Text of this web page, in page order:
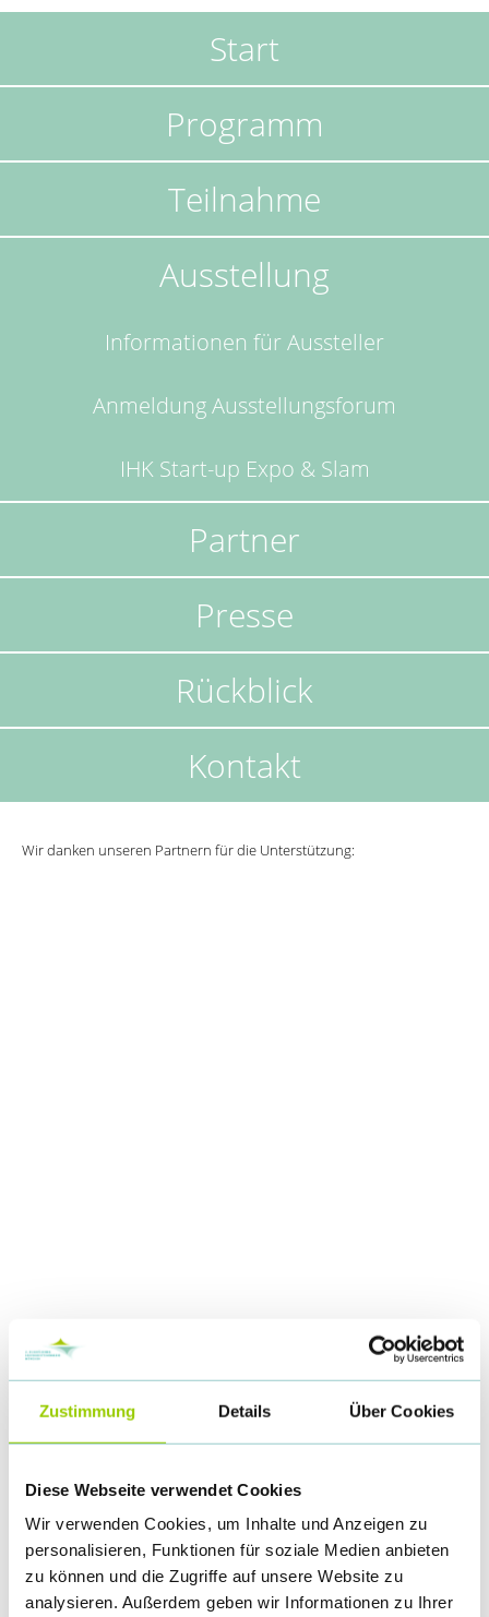
Zustimmung Details Über Cookies
Diese Webseite verwendet Cookies
Wir verwenden Cookies, um Inhalte und Anzeigen zu
personalisieren, Funktionen für soziale Medien anbieten
zu können und die Zugriffe auf unsere Website zu
analysieren. Außerdem geben wir Informationen zu Ihrer
überspringen
Start
Programm
Teilnahme
Ausstellung
Informationen für Aussteller
Anmeldung Ausstellungsforum
IHK Start-up Expo & Slam
Partner
Presse
Rückblick
Kontakt
Wir danken unseren Partnern für die Unterstützung: